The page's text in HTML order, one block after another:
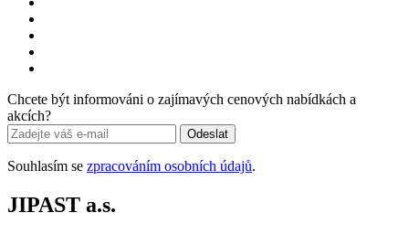
Chcete být informováni o zajímavých cenových nabídkách a
akcích?
Odeslat
Souhlasím se zpracováním osobních údajů.
JIPAST a.s.